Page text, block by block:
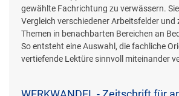
gewählte Fachrichtung zu verwässern.
Vergleich verschiedener Arbeitsfelder und
Themen in benachbarten Bereichen an
So entsteht eine Auswahl, die fachliche
vertiefende Lektüre sinnvoll miteinander